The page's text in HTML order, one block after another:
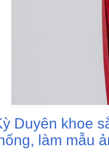
Duyên khoe
làm mẫu